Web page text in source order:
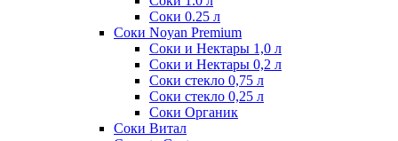
Соки 0.25 л
Соки Noyan Premium
Соки и Нектары 1,0 л
Соки и Нектары 0,2 л
Соки стекло 0,75 л
Соки стекло 0,25 л
Соки Органик
Соки Витал